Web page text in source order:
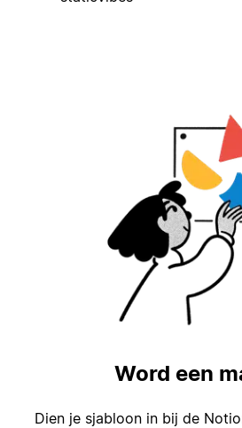
Word een
Dien je sjabloon in bij de